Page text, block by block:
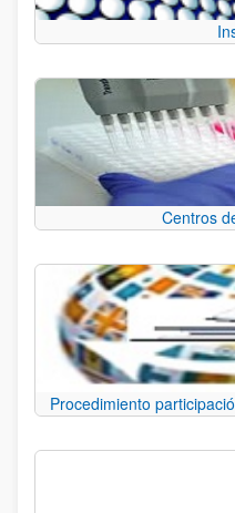
Centros
Procedimiento